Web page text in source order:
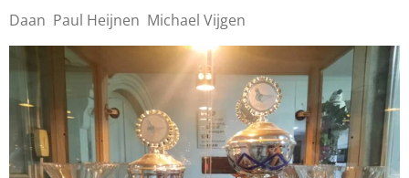
Daan Paul Heijnen Michael Vijgen